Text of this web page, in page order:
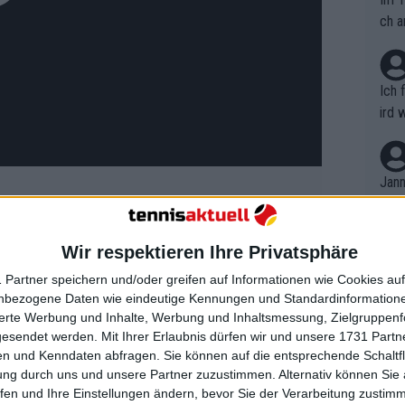
Wir respektieren Ihre Privatsphäre
Partner speichern und/oder greifen auf Informationen wie Cookies
Daten wie eindeutige Kennungen und
Werbung und Inhalte, Werbung und Inhaltsmessung,
werden. Mit Ihrer Erlaubnis dürfen wir und unsere 1731
und Kenndaten abfragen. Sie können auf die entsprechende
durch uns und unsere Partner zuzustimmen. Alternativ können Sie
und Ihre Einstellungen ändern, bevor Sie der Verarbeitung
geprägt
Linkshänderaufschlag öffnete früh
bereits in Stearns’ erstem
Aufschlag und kurzen Ballwechseln
Geschehen in der ersten Satzhälfte,
ch
Ich
ird
r in
em
t,
B.
on
n
nt.